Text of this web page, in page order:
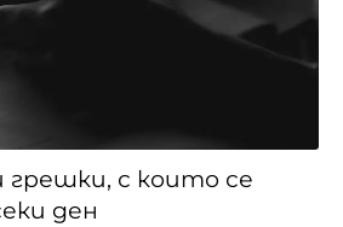
грешки, с които се
ден